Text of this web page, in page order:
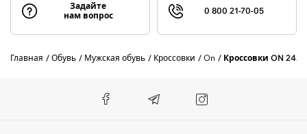
Задайте
нам вопрос
0 800 21-70-05
Главная Обувь Мужская обувь Кроссовки On Кроссовки ON